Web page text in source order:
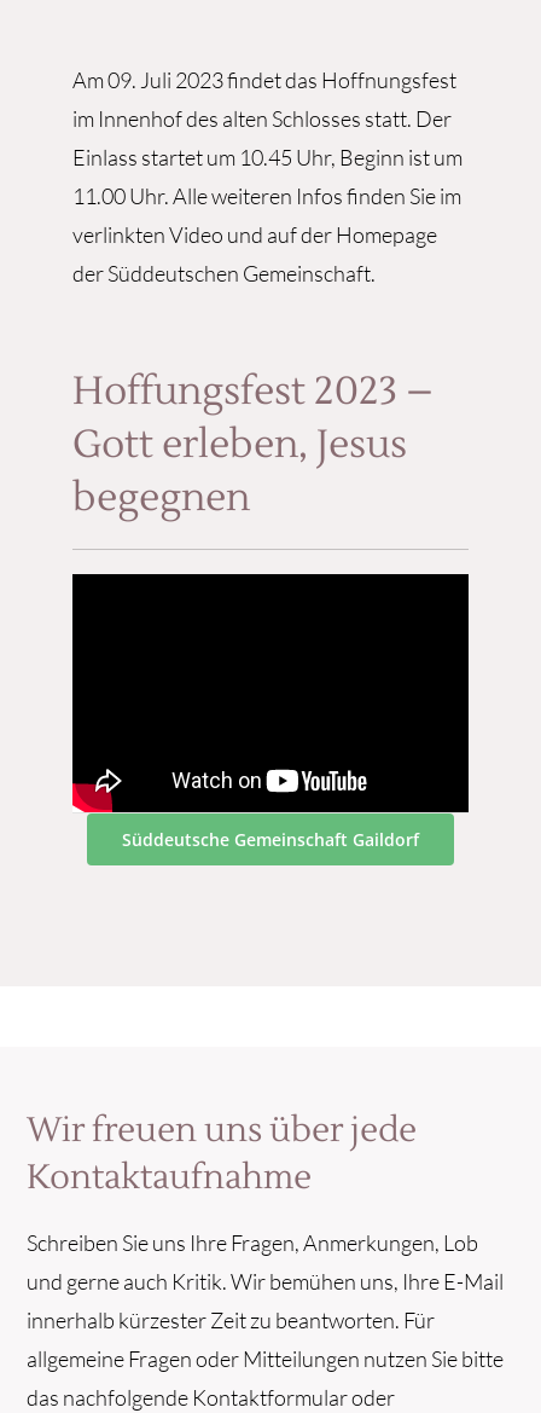
Am 09. Juli 2023 findet das Hoffnungsfest
im Innenhof des alten Schlosses statt. Der
Einlass startet um 10.45 Uhr, Beginn ist um
11.00 Uhr. Alle weiteren Infos finden Sie im
verlinkten Video und auf der Homepage
der Süddeutschen Gemeinschaft.
Hoffungsfest 2023 –
Gott erleben, Jesus
begegnen
Süddeutsche Gemeinschaft Gaildorf
Wir freuen uns über jede
Kontaktaufnahme
Schreiben Sie uns Ihre Fragen, Anmerkungen, Lob
und gerne auch Kritik. Wir bemühen uns, Ihre E-Mail
innerhalb kürzester Zeit zu beantworten. Für
allgemeine Fragen oder Mitteilungen nutzen Sie bitte
das nachfolgende Kontaktformular oder